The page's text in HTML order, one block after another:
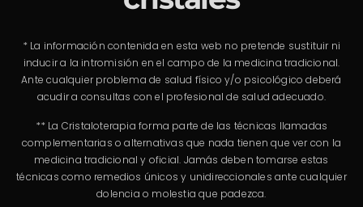
* La información contenida en esta web no pretende sustituir ni
inducir a la intromisión en el campo de la medicina tradicional.
Ante cualquier problema de salud físico y/o psicológico deberá
acudir a consultas con el profesional de salud adecuado.
** La Cristaloterapia forma parte de las técnicas llamadas
complementarias o alternativas que nada tienen que ver con la
medicina tradicional y oficial. Jamás deben tomarse estas
técnicas como remedios únicos y unidireccionales ante cualquier
dolencia o molestia que padezca.